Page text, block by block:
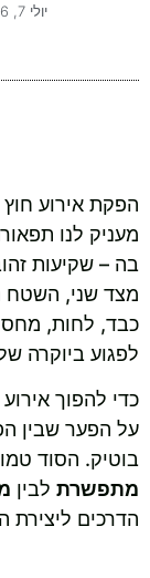
יולי 7, 2026
הפקת אירוע
מעניק לנו
בה – שקיעות
מצד שני, השטח
כבד, לחות,
לפגוע ביוקרה
על הפער שבין
בוטיק. הסוד
מתפשרת לבין
הדרכים ליצירת